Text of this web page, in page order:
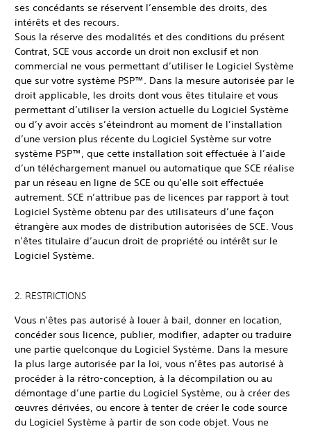
ses concédants se réservent l’ensemble des droits, des
intérêts et des recours.
Sous la réserve des modalités et des conditions du présent
Contrat, SCE vous accorde un droit non exclusif et non
commercial ne vous permettant d’utiliser le Logiciel Système
que sur votre système PSP™. Dans la mesure autorisée par le
droit applicable, les droits dont vous êtes titulaire et vous
permettant d’utiliser la version actuelle du Logiciel Système
ou d’y avoir accès s’éteindront au moment de l’installation
d’une version plus récente du Logiciel Système sur votre
système PSP™, que cette installation soit effectuée à l’aide
d’un téléchargement manuel ou automatique que SCE réalise
par un réseau en ligne de SCE ou qu’elle soit effectuée
autrement. SCE n’attribue pas de licences par rapport à tout
Logiciel Système obtenu par des utilisateurs d’une façon
étrangère aux modes de distribution autorisées de SCE. Vous
n’êtes titulaire d’aucun droit de propriété ou intérêt sur le
Logiciel Système.
2. RESTRICTIONS
Vous n’êtes pas autorisé à louer à bail, donner en location,
concéder sous licence, publier, modifier, adapter ou traduire
une partie quelconque du Logiciel Système. Dans la mesure
la plus large autorisée par la loi, vous n’êtes pas autorisé à
procéder à la rétro-conception, à la décompilation ou au
démontage d’une partie du Logiciel Système, ou à créer des
œuvres dérivées, ou encore à tenter de créer le code source
du Logiciel Système à partir de son code objet. Vous ne